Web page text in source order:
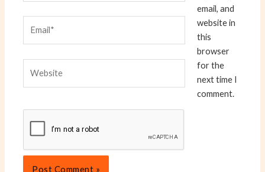
email, and
website in
this
browser
for the
next time I
comment.